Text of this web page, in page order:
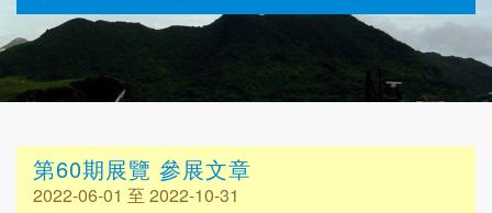
第60期展覽 參展文章
2022-06-01 至 2022-10-31